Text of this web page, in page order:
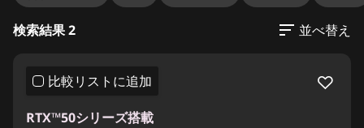
検索結果 2 並べ替え
比較リストに追加
RTX™50シリーズ搭載